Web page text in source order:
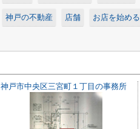
神戸の不動産 店舗 お店を始める
神戸市中央区三宮町１丁目の事務所